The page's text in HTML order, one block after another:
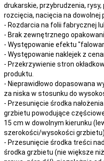
drukarskie, przybrudzenia, rysy,
rozcięcia, nacięcia na dowolnej
- Rozdarcia na folii fabrycznej
- Brak zewnętrznego
- Występowanie efektu
- Występowanie naklejek z
- Przekrzywienie stron
produktu.
- Nieprawidłowo dopasowana
za niska w stosunku do
- Przesunięcie środka
grzbietu powodujące
15 cm w dowolnym kierunku
szerokości/wysokości grzbietu).
- Przesunięcie środka treści
środka grzbietu (nie większe